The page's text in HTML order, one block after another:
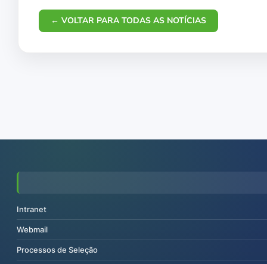
← VOLTAR PARA TODAS AS NOTÍCIAS
Intranet
Webmail
Processos de Seleção